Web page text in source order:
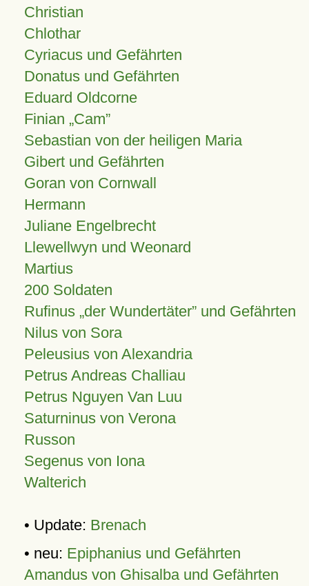
Christian
Chlothar
Cyriacus und Gefährten
Donatus und Gefährten
Eduard Oldcorne
Finian Cam
Sebastian von der heiligen Maria
Gibert und Gefährten
Goran von Cornwall
Hermann
Juliane Engelbrecht
Llewellwyn und Weonard
Martius
200 Soldaten
Rufinus „der Wundertäter” und Gefährten
Nilus von Sora
Peleusius von Alexandria
Petrus Andreas Challiau
Petrus Nguyen Van Luu
Saturninus von Verona
Russon
Segenus von Iona
Walterich
• Update: Brenach
• neu: Epiphanius und Gefährten
Amandus von Ghisalba und Gefährten